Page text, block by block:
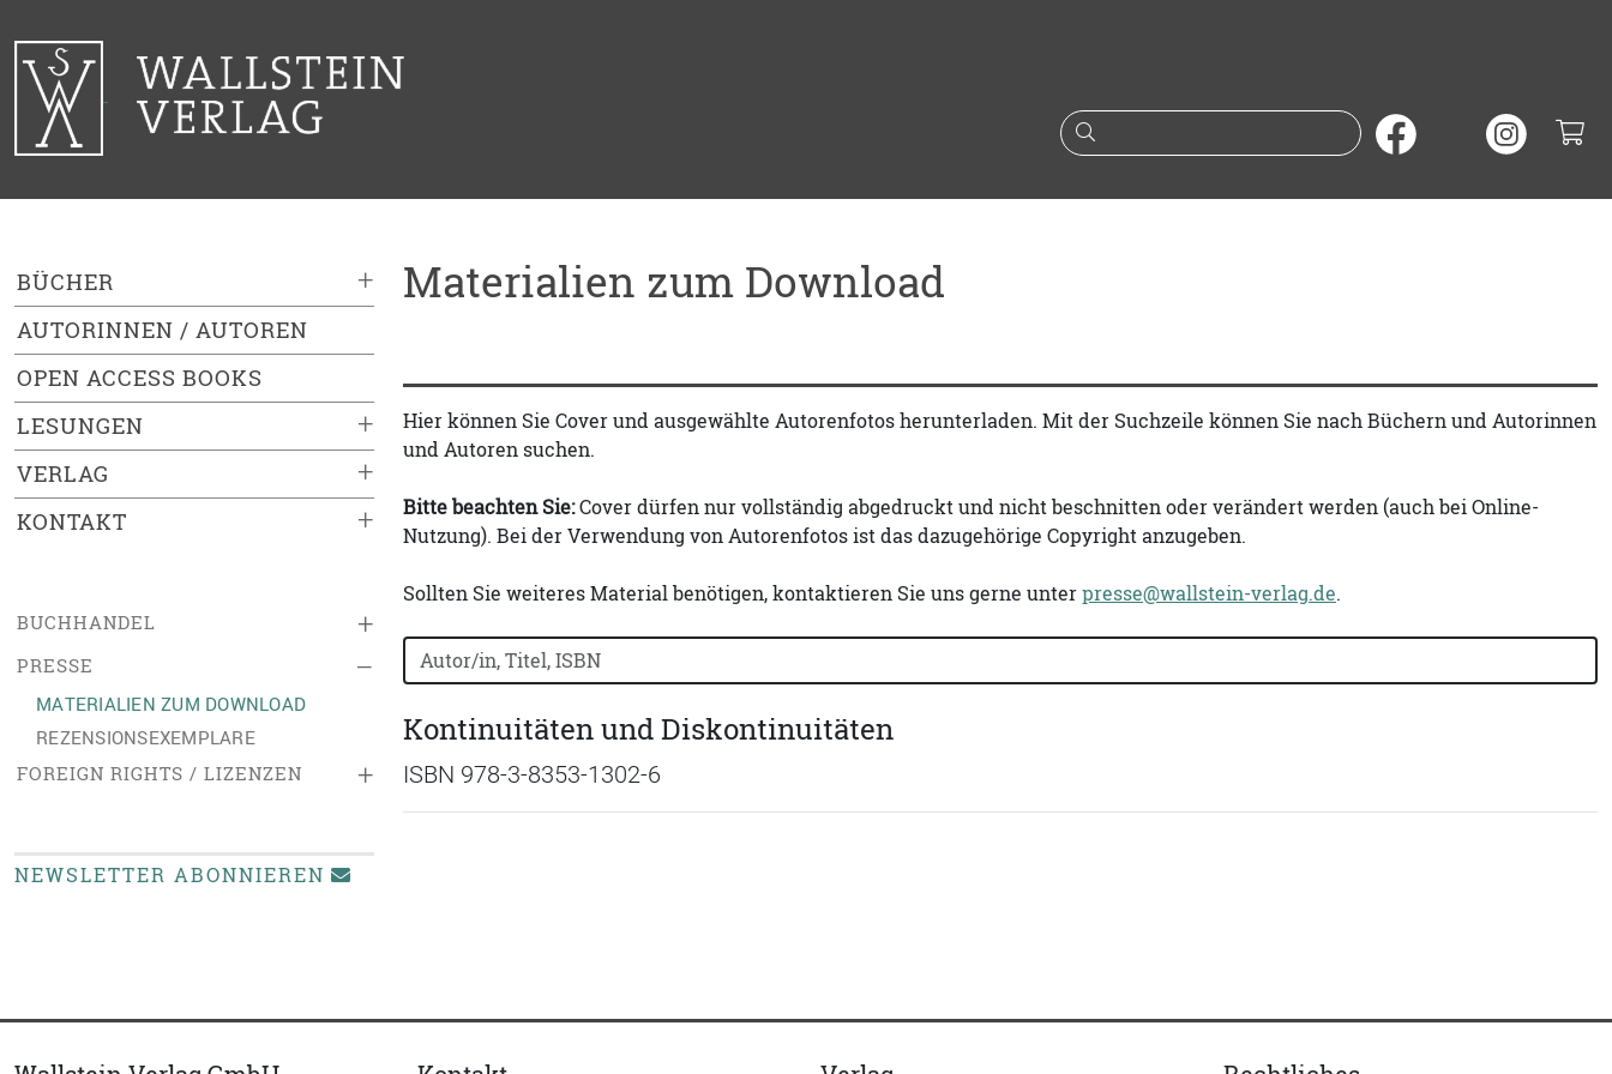
Suche nach Büchern oder
+
BÜCHER
AUTORINNEN / AUTOREN
OPEN ACCESS BOOKS
+
LESUNGEN
+
VERLAG
+
KONTAKT
+
BUCHHANDEL
–
PRESSE
MATERIALIEN ZUM DOWNLOAD
REZENSIONSEXEMPLARE
+
FOREIGN RIGHTS / LIZENZEN
NEWSLETTER ABONNIEREN
Materialien zum Download
Hier können Sie Cover und ausgewählte Autorenfotos herunterladen. Mit der Suchzeile können Sie nach Büchern und Autorinnen
und Autoren suchen.
Bitte beachten Sie:Cover dürfen nur vollständig abgedruckt und nicht beschnitten oder verändert werden (auch bei Online-
Nutzung). Bei der Verwendung von Autorenfotos ist das dazugehörige Copyright anzugeben.
Sollten Sie weiteres Material benötigen, kontaktieren Sie uns gerne unterpresse@wallstein-verlag.de.
Bücher nach Buchtitel, Autorennamen oder ISBN suchen:
Kontinuitäten und Diskontinuitäten
ISBN 978-3-8353-1302-6